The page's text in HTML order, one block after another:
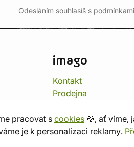
pracovat s cookies 🍪, ať víme,
je k personalizaci reklamy.
Odesláním souhlasíš s
imago
Kontakt
Prodejna
O nás
Hodnocení obchodu